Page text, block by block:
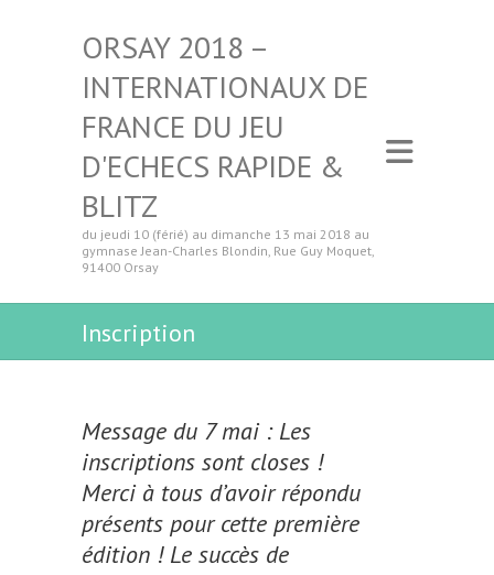
ORSAY 2018 –
INTERNATIONAUX DE
FRANCE DU JEU
D'ECHECS RAPIDE &
BLITZ
du jeudi 10 (férié) au dimanche 13 mai 2018 au
gymnase Jean-Charles Blondin, Rue Guy Moquet,
91400 Orsay
Inscription
Message du 7 mai : Les
inscriptions sont closes !
Merci à tous d’avoir répondu
présents pour cette première
édition ! Le succès de